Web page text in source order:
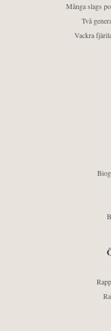
Många slags
Två
Vackra